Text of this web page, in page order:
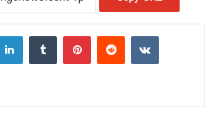
LinkedIn